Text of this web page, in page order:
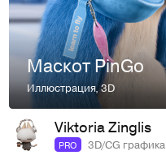
Маскот PinGo
Иллюстрация,3D
Viktoria Zinglis
PRO 3D/CG графика